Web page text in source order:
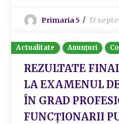
Primaria 5 17
Actualitate Anunțuri
REZULTATE
LA EXAMENUL
ÎN GRAD
FUNCȚIONARII